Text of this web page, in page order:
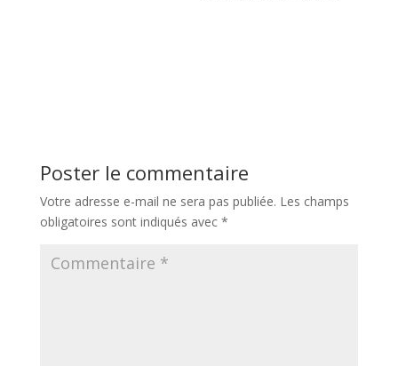
Poster le commentaire
Votre adresse e-mail ne sera pas publiée. Les champs
obligatoires sont indiqués avec *